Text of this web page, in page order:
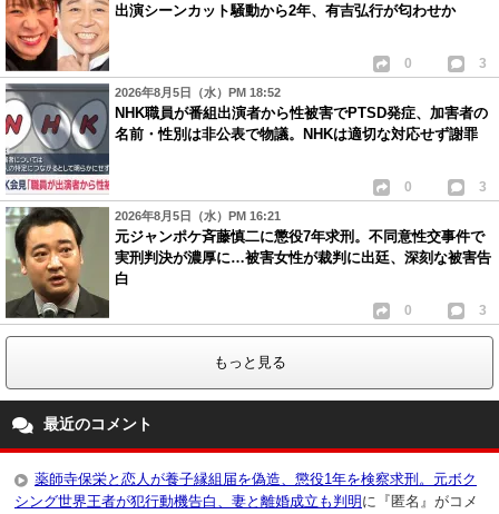
出演シーンカット騒動から2年、有吉弘行が匂わせか
0 3
2026年8月5日（水）PM 18:52
NHK職員が番組出演者から性被害でPTSD発症、加害者の
名前・性別は非公表で物議。NHKは適切な対応せず謝罪
0 3
2026年8月5日（水）PM 16:21
元ジャンポケ斉藤慎二に懲役7年求刑。不同意性交事件で
実刑判決が濃厚に…被害女性が裁判に出廷、深刻な被害告
白
0 3
もっと見る
最近のコメント
薬師寺保栄と恋人が養子縁組届を偽造、懲役1年を検察求刑。元ボク
シング世界王者が犯行動機告白、妻と離婚成立も判明 に『匿名』がコメ